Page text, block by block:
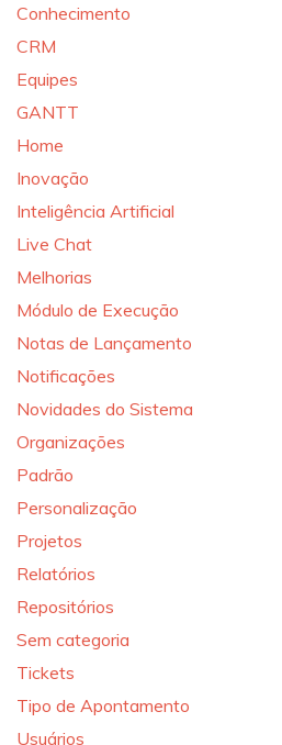
Conhecimento
CRM
Equipes
GANTT
Home
Inovação
Inteligência Artificial
Live Chat
Melhorias
Módulo de Execução
Notas de Lançamento
Notificações
Novidades do Sistema
Organizações
Padrão
Personalização
Projetos
Relatórios
Repositórios
Sem categoria
Tickets
Tipo de Apontamento
Usuários